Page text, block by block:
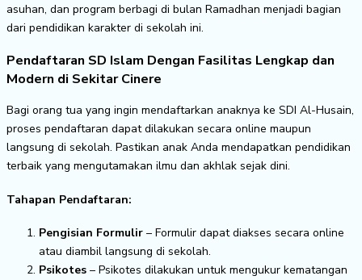
asuhan, dan program berbagi di bulan Ramadhan menjadi bagian
dari pendidikan karakter di sekolah ini.
Pendaftaran SD Islam Dengan Fasilitas Lengkap dan
Modern di Sekitar Cinere
Bagi orang tua yang ingin mendaftarkan anaknya ke SDI Al-Husain,
proses pendaftaran dapat dilakukan secara online maupun
langsung di sekolah. Pastikan anak Anda mendapatkan pendidikan
terbaik yang mengutamakan ilmu dan akhlak sejak dini.
Tahapan Pendaftaran:
Pengisian Formulir – Formulir dapat diakses secara online
atau diambil langsung di sekolah.
Psikotes – Psikotes dilakukan untuk mengukur kematangan